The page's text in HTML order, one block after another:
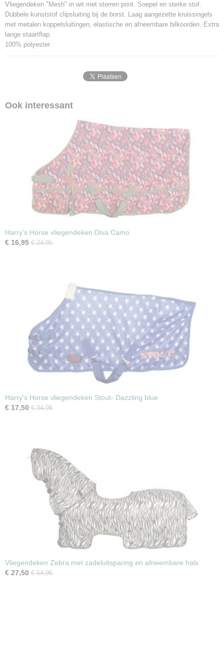
Vliegendeken "Mesh" in wit met sterren print. Soepel en sterke stof.
Dubbele kunststof clipsluiting bij de borst. Laag aangezette kruissingels
met metalen koppelsluitingen, elastische en afneembare bilkoorden. Extra
lange staartflap.
100% polyester
Ook interessant
Harry's Horse vliegendeken Diva Camo
€ 16,95 € 24,95
Harry's Horse vliegendeken Stout- Dazzling blue
€ 17,50 € 34,95
Vliegendeken Zebra met zadeluitsparing en afneembare hals
€ 27,50 € 54,95